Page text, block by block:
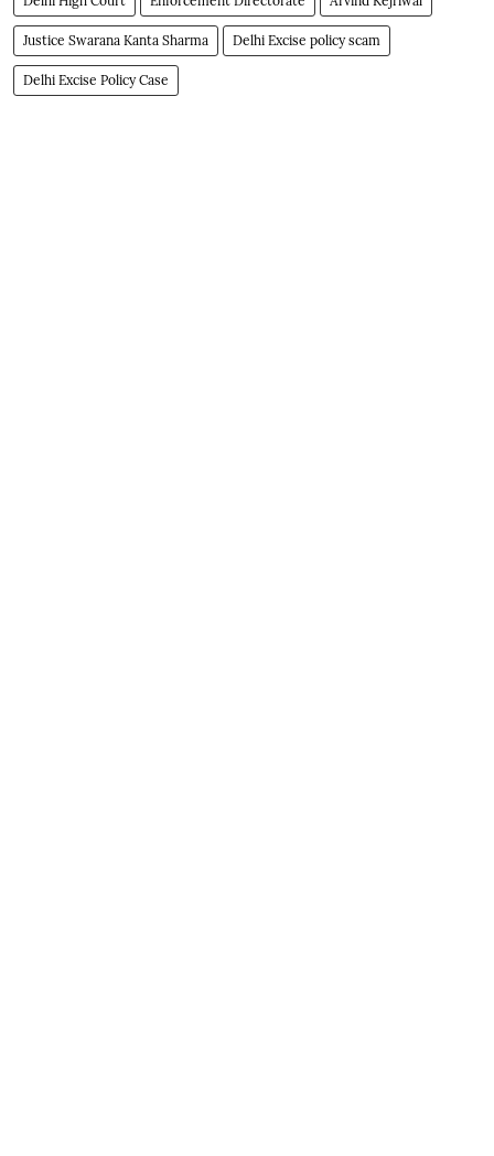
Justice Swarana Kanta Sharma Delhi Excise policy scam
Delhi Excise Policy Case